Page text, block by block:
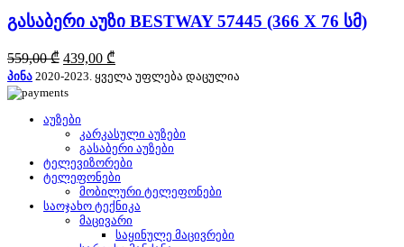
გასაბერი აუზი BESTWAY 57445 (366 X 76 სმ)
559,00₾ Original
price
439,00 ₾
price
is:
პინა 2020-2023. ყველა უფლება დაცულია
აუზები
კარკასული აუზები
გასაბერი აუზები
ტელევიზორები
ტელეფონები
მობილური ტელეფონები
საოჯახო ტექნიკა
მაცივარი
საყინულე მაცივრები